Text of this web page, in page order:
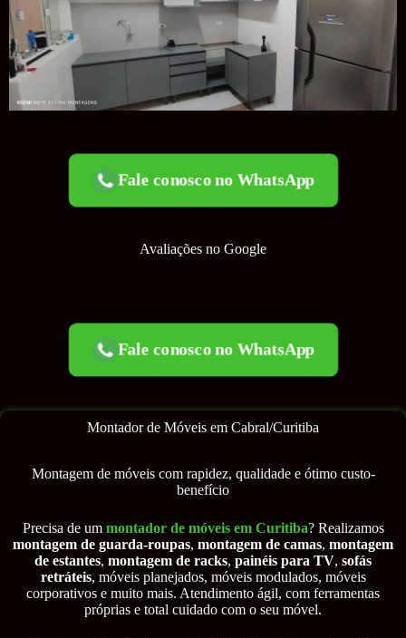
Fale conosco no WhatsApp
Avaliações no Google
Fale conosco no WhatsApp
Montador de Móveis em Cabral/Curitiba
Montagem de móveis com rapidez, qualidade e ótimo custo-
benefício
Precisa de um montador de móveis em Curitiba? Realizamos
montagem de guarda-roupas, montagem de camas, montagem
de estantes, montagem de racks, painéis para TV, sofás
retráteis, móveis planejados, móveis modulados, móveis
corporativos e muito mais. Atendimento ágil, com ferramentas
próprias e total cuidado com o seu móvel.